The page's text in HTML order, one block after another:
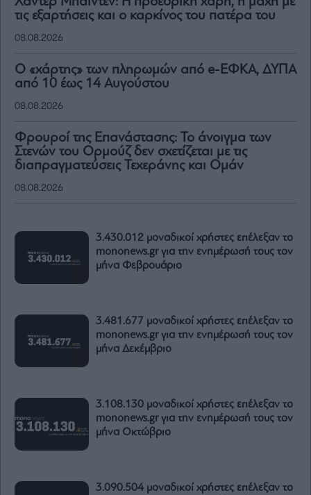
τις εξαρτήσεις και ο καρκίνος του πατέρα του
08.08.2026
Ο «χάρτης» των πληρωμών από e-ΕΦΚΑ, ΔΥΠΑ
από 10 έως 14 Αυγούστου
08.08.2026
Φρουροί της Επανάστασης: Το άνοιγμα των
Στενών του Ορμούζ δεν σχετίζεται με τις
διαπραγματεύσεις Τεχεράνης και Ομάν
08.08.2026
3.430.012 μοναδικοί χρήστες επέλεξαν το
mononews.gr για την ενημέρωσή τους τον
μήνα Φεβρουάριο
3.481.677 μοναδικοί χρήστες επέλεξαν το
mononews.gr για την ενημέρωσή τους τον
μήνα Δεκέμβριο
3.108.130 μοναδικοί χρήστες επέλεξαν το
mononews.gr για την ενημέρωσή τους τον
μήνα Οκτώβριο
3.090.504 μοναδικοί χρήστες επέλεξαν το